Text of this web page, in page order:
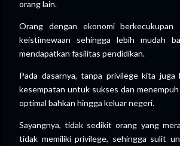
orang lain.
Orang dengan ekonomi berkecukupan
keistimewaan sehingga lebih mudah
mendapatkan fasilitas pendidikan.
Pada dasarnya, tanpa privilege kita juga
kesempatan untuk sukses dan
optimal bahkan hingga keluar negeri.
Sayangnya, tidak sedikit orang yang
tidak memiliki privilege, sehingga sulit